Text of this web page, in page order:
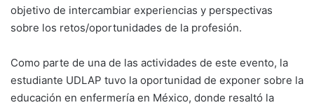
objetivo de intercambiar experiencias y perspectivas
sobre los retos/oportunidades de la profesión.
Como parte de una de las actividades de este evento, la
estudiante UDLAP tuvo la oportunidad de exponer sobre la
educación en enfermería en México, donde resaltó la